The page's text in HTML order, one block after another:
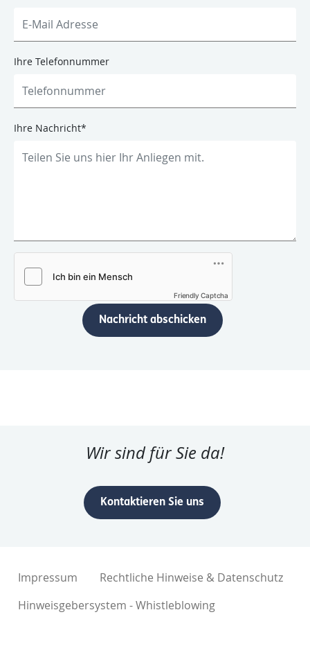
Ihre Telefonnummer
Ihre Nachricht*
Friendly Captcha
Wir sind für Sie da!
Kontaktieren Sie uns
Impressum
Rechtliche Hinweise & Datenschutz
Hinweisgebersystem - Whistleblowing